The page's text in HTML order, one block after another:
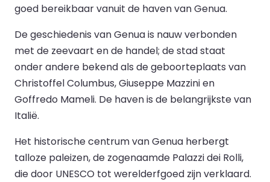
goed bereikbaar vanuit de haven van Genua.
De geschiedenis van Genua is nauw verbonden
met de zeevaart en de handel; de stad staat
onder andere bekend als de geboorteplaats van
Christoffel Columbus, Giuseppe Mazzini en
Goffredo Mameli. De haven is de belangrijkste van
Italië.
Het historische centrum van Genua herbergt
talloze paleizen, de zogenaamde Palazzi dei Rolli,
die door UNESCO tot werelderfgoed zijn verklaard.